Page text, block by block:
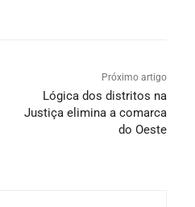
Próximo artigo
Lógica dos distritos na
Justiça elimina a comarca
do Oeste